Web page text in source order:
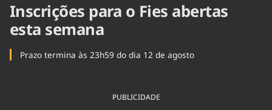
Inscrições para o Fies abertas
esta semana
Prazo termina às 23h59 do dia 12 de agosto
PUBLICIDADE